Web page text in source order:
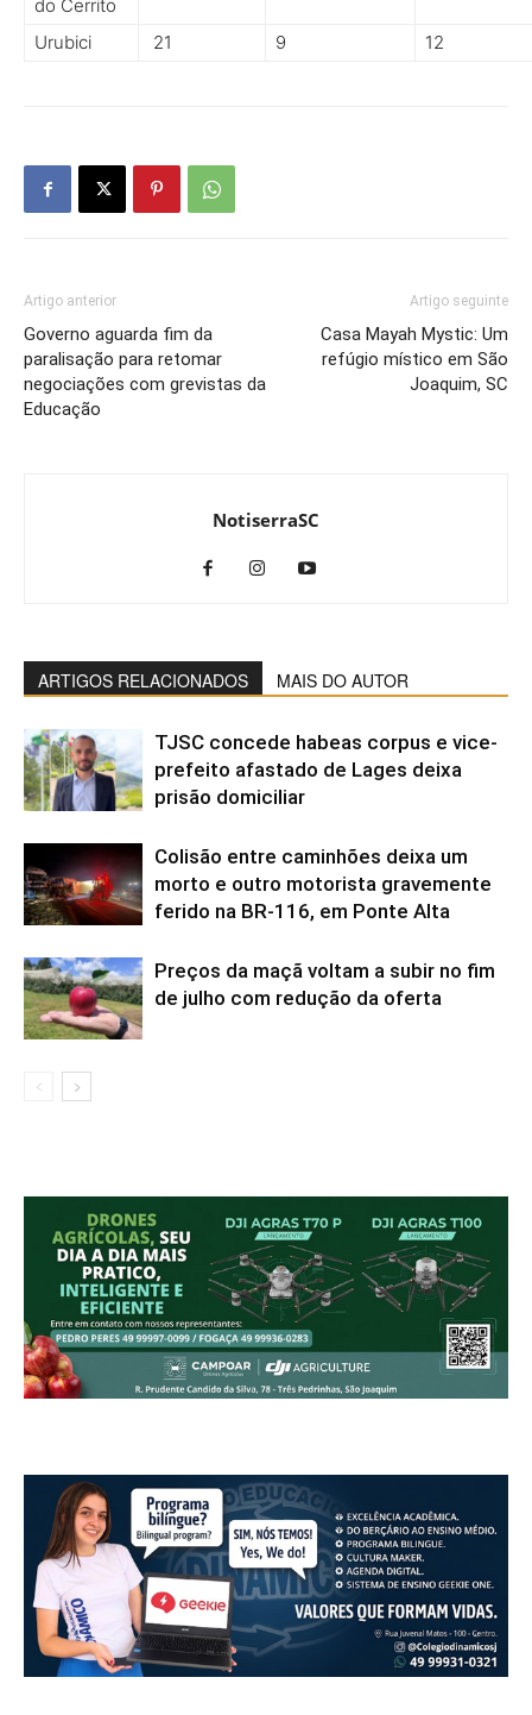
do Cerrito
Urubici 21 9 12
Artigo anterior
Governo aguarda fim da
paralisação para retomar
negociações com grevistas da
Educação
Artigo seguinte
Casa Mayah Mystic: Um
refúgio místico em São
Joaquim, SC
NotiserraSC
ARTIGOS RELACIONADOS MAIS DO AUTOR
TJSC concede habeas corpus e vice-
prefeito afastado de Lages deixa
prisão domiciliar
Colisão entre caminhões deixa um
morto e outro motorista gravemente
ferido na BR-116, em Ponte Alta
Preços da maçã voltam a subir no fim
de julho com redução da oferta